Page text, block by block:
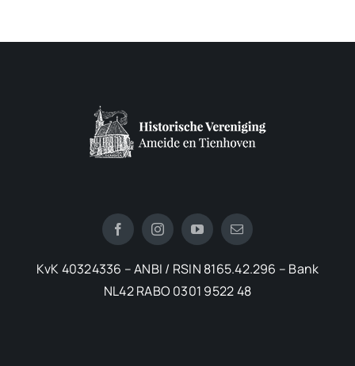
KvK 40324336 – ANBI / RSIN 8165.42.296 – Bank
NL42 RABO 0301 9522 48